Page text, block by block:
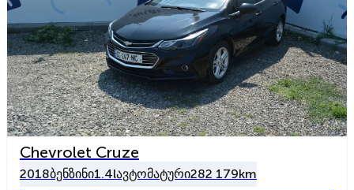
Chevrolet Cruze
2018ბენზინი1.4lავტომატური282 179km